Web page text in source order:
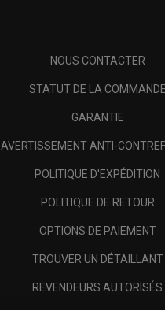
NOUS CONTACTER
STATUT DE LA COMMANDE
GARANTIE
AVERTISSEMENT ANTI-
POLITIQUE D'EXPÉDITION
POLITIQUE DE RETOUR
OPTIONS DE PAIEMENT
TROUVER UN DÉTAILLANT
REVENDEURS AUTORISÉS